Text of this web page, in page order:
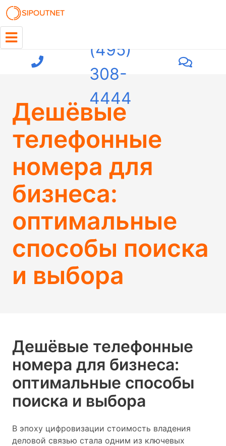
(495)
308-
4444
Дешёвые
телефонные
номера для
бизнеса:
оптимальные
способы поиска
и выбора
Дешёвые телефонные
номера для бизнеса:
оптимальные способы
поиска и выбора
В эпоху цифровизации стоимость владения
деловой связью стала одним из ключевых